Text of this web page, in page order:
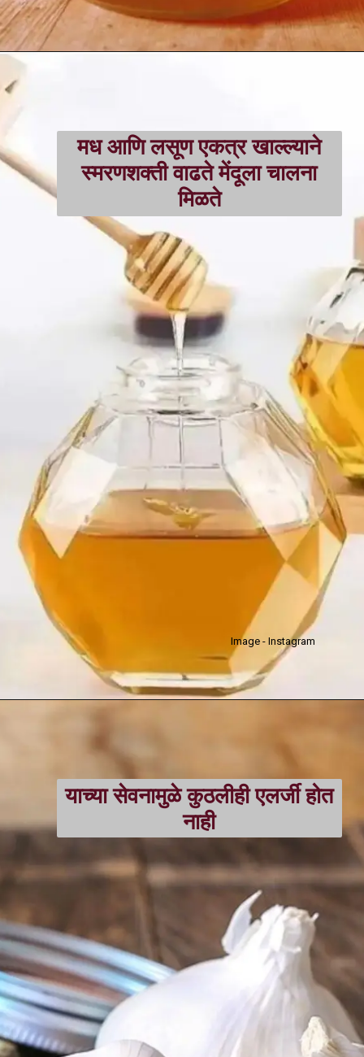
मध आणि लसूण एकत्र खाल्ल्याने
स्मरणशक्ती वाढते मेंदूला चालना
मिळते
Image - Instagram
याच्या सेवनामुळे कुठलीही एलर्जी होत
नाही